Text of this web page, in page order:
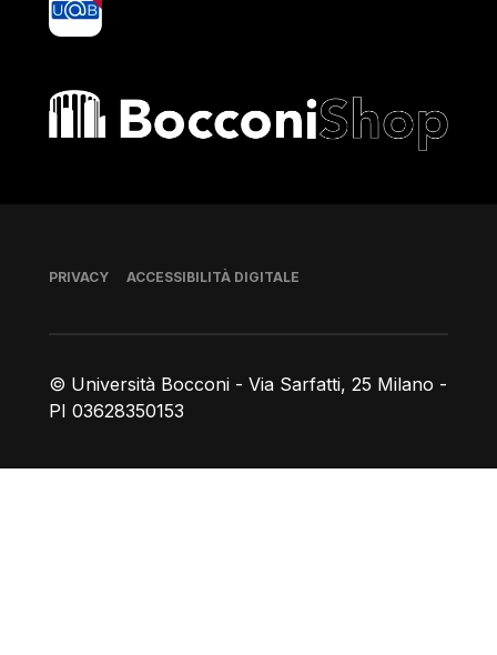
Bocconi shop
© Università Bocconi - Via Sarfatti, 25 Milano -
PI 03628350153
Piè di pagina
PRIVACY ACCESSIBILITÀ DIGITALE